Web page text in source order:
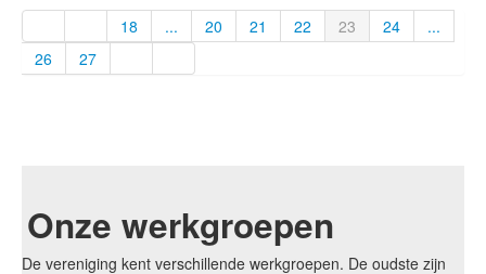
18
... 20 21 22 23 24
...
26
27
Onze werkgroepen
De vereniging kent verschillende werkgroepen. De oudste zijn